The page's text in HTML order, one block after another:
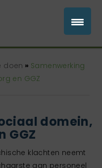
doen » Samenwerking
en GGZ
domein,
GGZ
klachten neemt
aan personeel